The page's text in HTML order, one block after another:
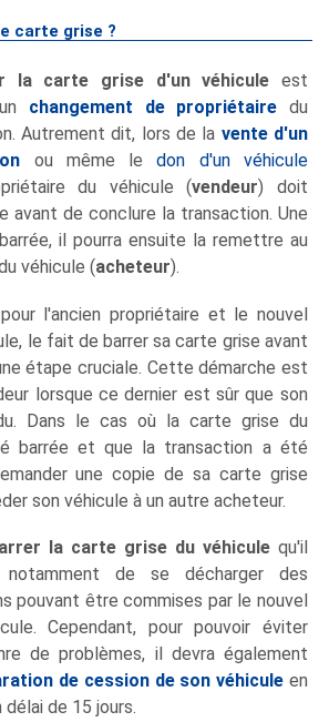
carte grise ?
la carte grise d'un véhicule est
changement de propriétaire du
Autrement dit, lors de la vente d'un
ou même ledon d'un véhicule
du véhicule (vendeur) doit
avant de conclure la transaction. Une
il pourra ensuite la remettre au
véhicule (acheteur).
l'ancien propriétaire et le nouvel
le fait de barrer sa carte grise avant
étape cruciale. Cette démarche est
lorsque ce dernier est sûr que son
Dans le cas où la carte grise du
barrée et que la transaction a été
une copie de sa carte grise
son véhicule à un autre acheteur.
la carte grise du véhiculequ'il
de se décharger des
pouvant être commises par le nouvel
Cependant, pour pouvoir éviter
de problèmes, il devra également
de cession de son véhicule en
délai de 15 jours.